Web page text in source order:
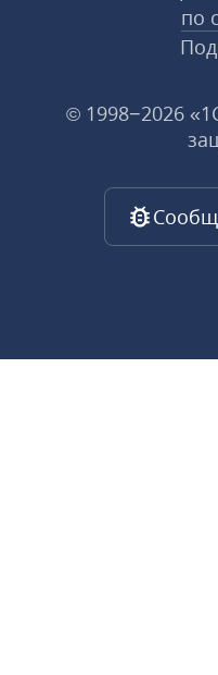
по
© 1998−2026